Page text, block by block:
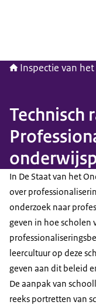
Inspectie van
Technisch
In De Staat van het
over
onderzoek naar
geven in hoe scholen
leercultuur op deze
geven aan dit beleid
De aanpak van
reeks portretten van